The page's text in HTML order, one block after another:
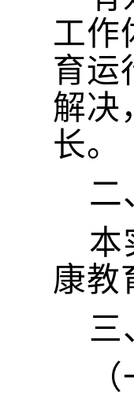
工作
育运
解决
长。
二
本
康教
三